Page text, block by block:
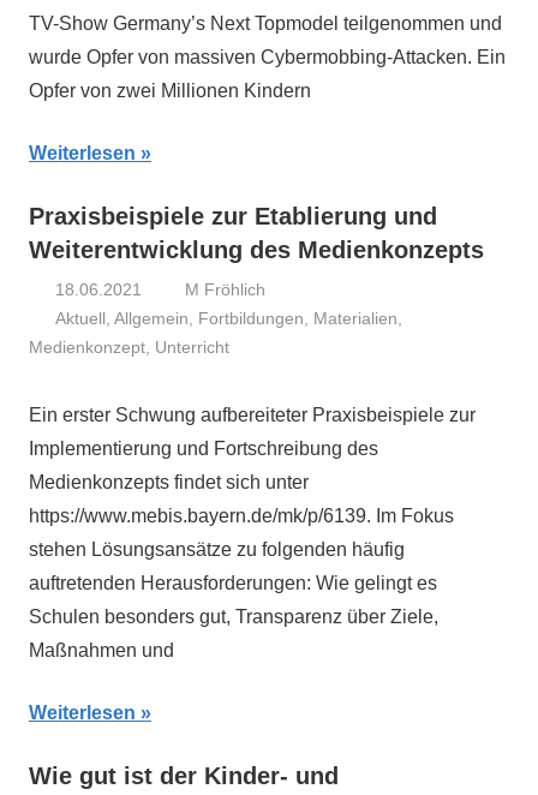
TV-Show Germany’s Next Topmodel teilgenommen und
wurde Opfer von massiven Cybermobbing-Attacken. Ein
Opfer von zwei Millionen Kindern
Weiterlesen
Praxisbeispiele zur Etablierung und
Weiterentwicklung des Medienkonzepts
18.06.2021
M Fröhlich
Aktuell ,Allgemein Fortbildungen Materialien
Medienkonzept Unterricht
Ein erster Schwung aufbereiteter Praxisbeispiele zur
Implementierung und Fortschreibung des
Medienkonzepts findet sich unter
https://www.mebis.bayern.de/mk/p/6139. Im Fokus
stehen Lösungsansätze zu folgenden häufig
auftretenden Herausforderungen: Wie gelingt es
Schulen besonders gut, Transparenz über Ziele,
Maßnahmen und
Weiterlesen
Wie gut ist der Kinder- und